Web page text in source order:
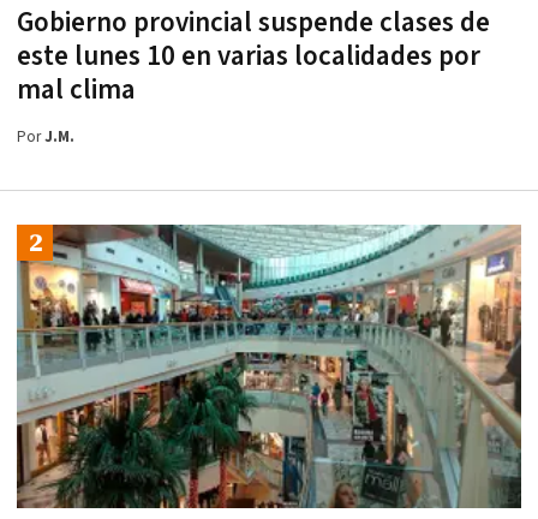
Gobierno provincial suspende clases de
este lunes 10 en varias localidades por
mal clima
PorJ.M.